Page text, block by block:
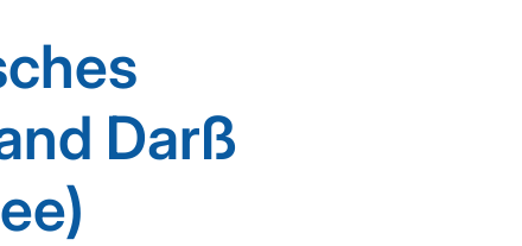
Darß